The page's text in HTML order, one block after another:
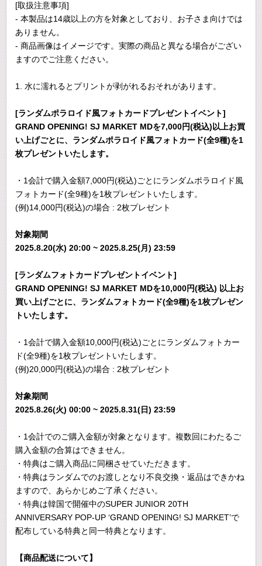
[取扱注意事項]
- 本製品は14歳以上の方を対象としており、お子さま向けでは
ありません。
- 商品画像はイメージです。実際の商品と異なる場合がござい
ますのでご注意ください。
1. 水に濡れるとプリントが剥がれるおそれがあります。
[ランダムポラロイド風フォトカードプレゼントイベント]
GRAND OPENING! SJ MARKET MDを7,000円(税込)以上お買
い上げごとに、ランダムポラロイド風フォトカード(全9種)を1
枚プレゼントいたします。
・1会計で購入金額7,000円(税込)ごとにランダムポラロイド風
フォトカード(全9種)を1枚プレゼントいたします。
(例)14,000円(税込)の場合 : 2枚プレゼント
対象期間
2025.8.20(水) 20:00 ~ 2025.8.25(月) 23:59
[ランダムフォトカードプレゼントイベント]
GRAND OPENING! SJ MARKET MDを10,000円(税込) 以上お
買い上げごとに、ランダムフォトカード(全9種)を1枚プレゼン
トいたします。
・1会計で購入金額10,000円(税込)ごとにランダムフォトカー
ド(全9種)を1枚プレゼントいたします。
(例)20,000円(税込)の場合 : 2枚プレゼント
対象期間
2025.8.26(火) 00:00 ~ 2025.8.31(日) 23:59
・1会計でのご購入金額が対象となります。複数回にわたるご
購入金額の合算はできません。
・特典はご購入商品に同梱させていただきます。
・特典はランダムでのお渡しとなり不良交換・返品はできかね
ますので、あらかじめご了承ください。
・特典は韓国で開催中のSUPER JUNIOR 20TH
ANNIVERSARY POP-UP ‘GRAND OPENING! SJ MARKET’で
配布している特典と同一特典となります。
【商品配送について】